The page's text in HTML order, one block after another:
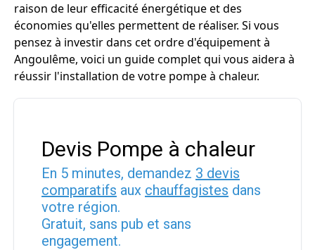
raison de leur efficacité énergétique et des
économies qu'elles permettent de réaliser. Si vous
pensez à investir dans cet ordre d'équipement à
Angoulême, voici un guide complet qui vous aidera à
réussir l'installation de votre pompe à chaleur.
Devis Pompe à chaleur
En 5 minutes, demandez 3 devis
comparatifs aux chauffagistes dans
votre région.
Gratuit, sans pub et sans
engagement.